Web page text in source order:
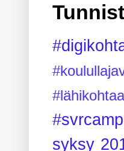
syksy